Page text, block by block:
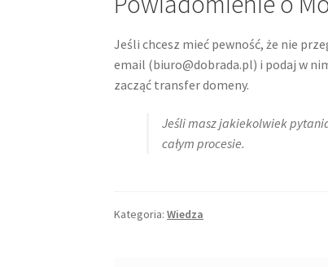
Jeśli chcesz mieć pewność, że nie
email (biuro@dobrada.pl) i podaj w
zacząć transfer domeny.
Jeśli masz jakiekolwiek
całym procesie.
Kategoria:Wiedza